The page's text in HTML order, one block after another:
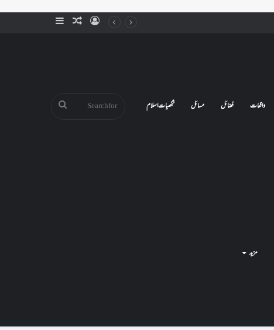
SidebarRandomLog
واقعات فضائل مسائل شخصیات اسلام
مزید
Search